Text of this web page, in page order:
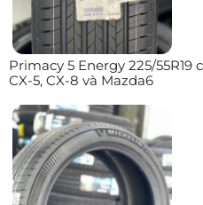
Primacy 5 Energy 225/55R19
CX-5, CX-8 và Mazda6